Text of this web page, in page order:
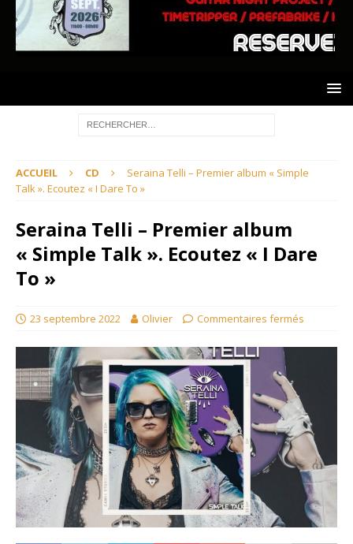
ACCUEIL CD
Seraina Telli – Premier album « Simple
Talk ». Ecoutez « I Dare To »
Seraina Telli – Premier album
« Simple Talk ». Ecoutez « I Dare
To »
23 septembre 2022 Olivier Commentaires fermés